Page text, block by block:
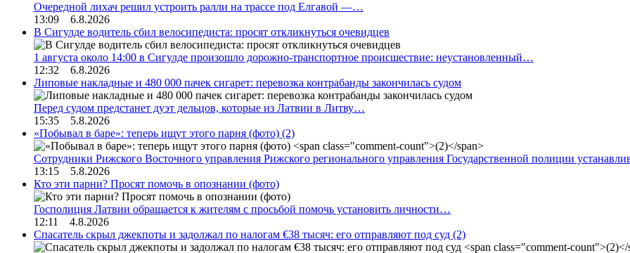
Очередной лихач решил устроить ралли на трассе под Елгавой —…
13:09 6.8.2026
В Сигулде водитель сбил велосипедиста: просят откликнуться очевидцев
1 августа около 14:00 в Сигулде произошло дорожно-транспортное происшествие: неустановленный…
12:32 6.8.2026
Липовые накладные и 480 000 пачек сигарет: перевозка контрабанды закончилась судом
Перед судом предстанет дуэт дельцов, которые из Латвии в Литву…
15:35 5.8.2026
«Побывал в баре»: теперь ищут этого парня (фото) (2)
Сотрудники Рижского Восточного управления Рижского регионального управления Государственной полиции
13:15 5.8.2026
Кто эти парни? Просят помочь в опознании (фото)
Госполиция Латвии обращается к жителям с просьбой помочь установить личности…
12:11 4.8.2026
Спасатель скрыл джекпоты и задолжал по налогам €38 тысяч: его отправляют под суд (2)